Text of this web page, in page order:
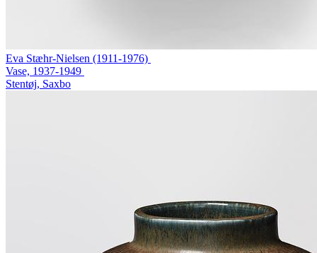
Eva Stæhr-Nielsen (1911-1976)
Vase, 1937-1949
Stentøj, Saxbo